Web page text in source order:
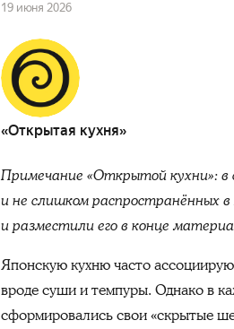
19 июня 2026
«Открытая кухня»
Примечание «Открытой кухни»: в
и не слишком распространённых
и разместили его в конце
Японскую кухню часто
вроде суши и темпуры. Однако в
сформировались свои «скрытые